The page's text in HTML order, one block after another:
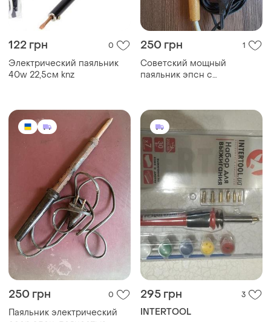
122 грн 0
Электрический паяльник
40w 22,5см knz
250 грн 1
Советский мощный
паяльник эпсн с
250 грн 0
Паяльник электрический
295 грн 3
INTERTOOL